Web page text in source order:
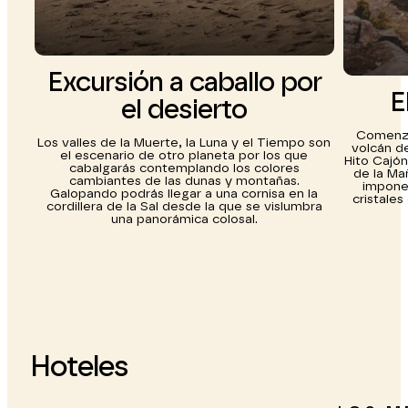
Excursión a caballo por
el desierto
Los valles de la Muerte, la Luna y el Tiempo son
el escenario de otro planeta por los que
cabalgarás contemplando los colores
cambiantes de las dunas y montañas.
Galopando podrás llegar a una cornisa en la
cordillera de la Sal desde la que se vislumbra
una panorámica colosal.
volcán
Hito
de la
cristales
Hoteles